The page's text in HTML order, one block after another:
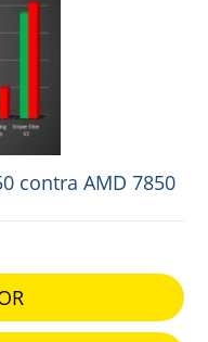
contra AMD 7850